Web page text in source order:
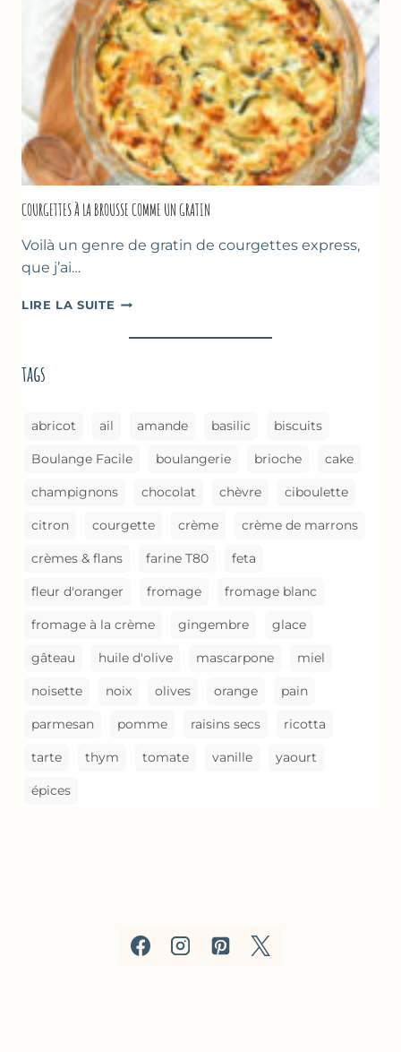
POIS
CHICHE
–
CUISSON
AU
FOUR
COURGETTES À LA BROUSSE COMME UN GRATIN
Voilà un genre de gratin de courgettes express,
que j’ai…
LIRE LA SUITE COURGETTES
LA
tags
abricot ail amande basilic biscuits
Boulange Facile boulangerie brioche cake
champignons chocolat chèvre ciboulette
citron courgette crème crème de marrons
crèmes & flans farine T80 feta
fleur d'oranger fromage fromage blanc
fromage à la crème gingembre glace
gâteau huile d'olive mascarpone miel
noisette noix olives orange pain
parmesan pomme raisins secs ricotta
tarte thym tomate vanille yaourt
épices